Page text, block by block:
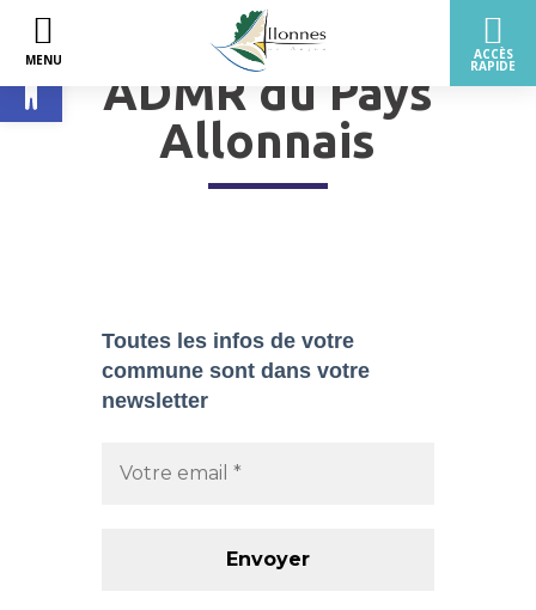
Ouvrir la barre d’outils
ADMR du Pays
Allonnais
Toutes les infos de votre
commune sont dans votre
newsletter